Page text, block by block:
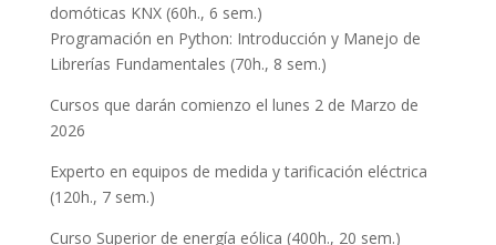
domóticas KNX (60h., 6 sem.)
Programación en Python: Introducción y Manejo de
Librerías Fundamentales (70h., 8 sem.)
Cursos que darán comienzo el lunes 2 de Marzo de
2026
Experto en equipos de medida y tarificación eléctrica
(120h., 7 sem.)
Curso Superior de energía eólica (400h., 20 sem.)